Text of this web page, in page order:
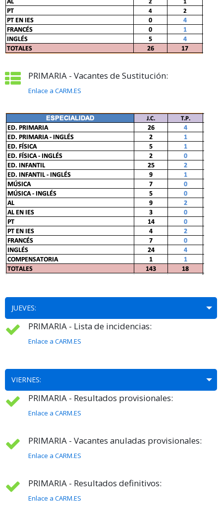
PRIMARIA - Vacantes de Sustitución:
Enlace a CARM.ES
JUEVES:
PRIMARIA - Lista de incidencias:
Enlace a CARM.ES
VIERNES:
PRIMARIA - Resultados provisionales:
Enlace a CARM.ES
PRIMARIA - Vacantes anuladas provisionales:
Enlace a CARM.ES
PRIMARIA - Resultados definitivos:
Enlace a CARM.ES